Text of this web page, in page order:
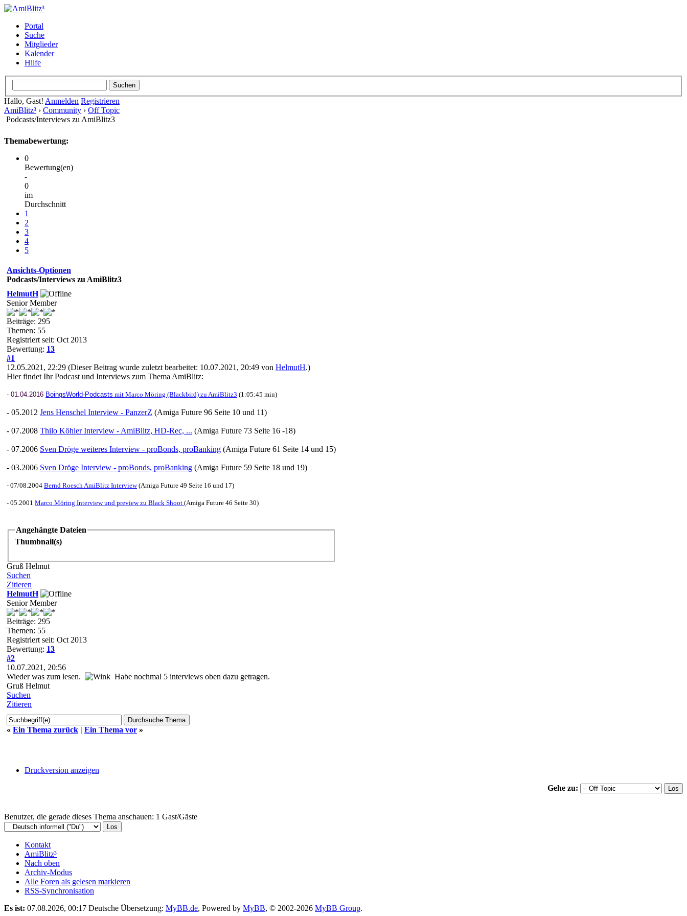
Portal
Suche
Mitglieder
Kalender
Hilfe
Hallo, Gast! Anmelden Registrieren
AmiBlitz³ › Community › Off Topic
Podcasts/Interviews zu AmiBlitz3
Themabewertung:
0
Bewertung(en)
-
0
im
Durchschnitt
1
2
3
4
5
Ansichts-Optionen
Podcasts/Interviews zu AmiBlitz3
HelmutH
Senior Member
Beiträge: 295
Themen: 55
Registriert seit: Oct 2013
Bewertung: 13
#1
12.05.2021, 22:29 (Dieser Beitrag wurde zuletzt bearbeitet: 10.07.2021, 20:49 von HelmutH.)
Hier findet Ihr Podcast und Interviews zum Thema AmiBlitz:
- 01.04.2016 BoingsWorld-Podcasts mit Marco Möring (Blackbird) zu AmiBlitz3 (1:05:45 min)
- 05.2012 Jens Henschel Interview - PanzerZ (Amiga Future 96 Seite 10 und 11)
- 07.2008 Thilo Köhler Interview - AmiBlitz, HD-Rec, ... (Amiga Future 73 Seite 16 -18)
- 07.2006 Sven Dröge weiteres Interview - proBonds, proBanking (Amiga Future 61 Seite 14 und 15)
- 03.2006 Sven Dröge Interview - proBonds, proBanking (Amiga Future 59 Seite 18 und 19)
- 07/08.2004 Bernd Roesch AmiBlitz Interview(Amiga Future 49 Seite 16 und 17)
- 05.2001 Marco Möring Interview und preview zu Black Shoot (Amiga Future 46 Seite 30)
Angehängte Dateien
Thumbnail(s)
Gruß Helmut
Suchen
Zitieren
HelmutH
Senior Member
Beiträge: 295
Themen: 55
Registriert seit: Oct 2013
Bewertung: 13
#2
10.07.2021, 20:56
Wieder was zum lesen.
Habe nochmal 5 interviews oben dazu getragen.
Gruß Helmut
Suchen
Zitieren
« Ein Thema zurück | Ein Thema vor »
Druckversion anzeigen
Gehe zu:
Benutzer, die gerade dieses Thema anschauen: 1 Gast/Gäste
Kontakt
AmiBlitz³
Nach oben
Archiv-Modus
Alle Foren als gelesen markieren
RSS-Synchronisation
Es ist: 07.08.2026, 00:17 Deutsche Übersetzung: MyBB.de, Powered by MyBB, © 2002-2026 MyBB Group.